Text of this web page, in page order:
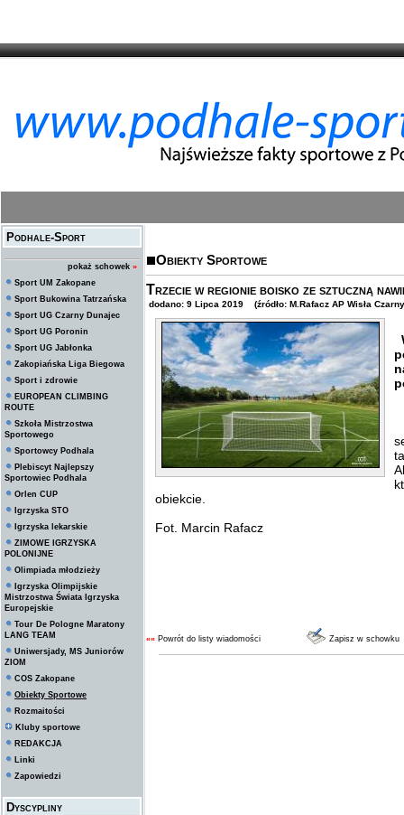
Podhale-Sport
pokaż schowek »
Sport UM Zakopane
Sport Bukowina Tatrzańska
Sport UG Czarny Dunajec
Sport UG Poronin
Sport UG Jabłonka
Zakopiańska Liga Biegowa
Sport i zdrowie
EUROPEAN CLIMBING
ROUTE
Szkoła Mistrzostwa
Sportowego
Sportowcy Podhala
Plebiscyt Najlepszy
Sportowiec Podhala
Orlen CUP
Igrzyska STO
Igrzyska lekarskie
ZIMOWE IGRZYSKA
POLONIJNE
Olimpiada młodzieży
Igrzyska Olimpijskie
Mistrzostwa Świata Igrzyska
Europejskie
Tour De Pologne Maratony
LANG TEAM
Uniwersjady, MS Juniorów
ZIOM
COS Zakopane
Obiekty Sportowe
Rozmaitości
Kluby sportowe
REDAKCJA
Linki
Zapowiedzi
Dyscypliny
Obiekty Sportowe
Trzecie w regionie boisko ze sztuczną
dodano: 9 Lipca 2019 (źródło: M.Rafacz AP Wisła
obiekcie.
Fot. Marcin Rafacz
«« Powrót do listy wiadomości Zapisz w schowku